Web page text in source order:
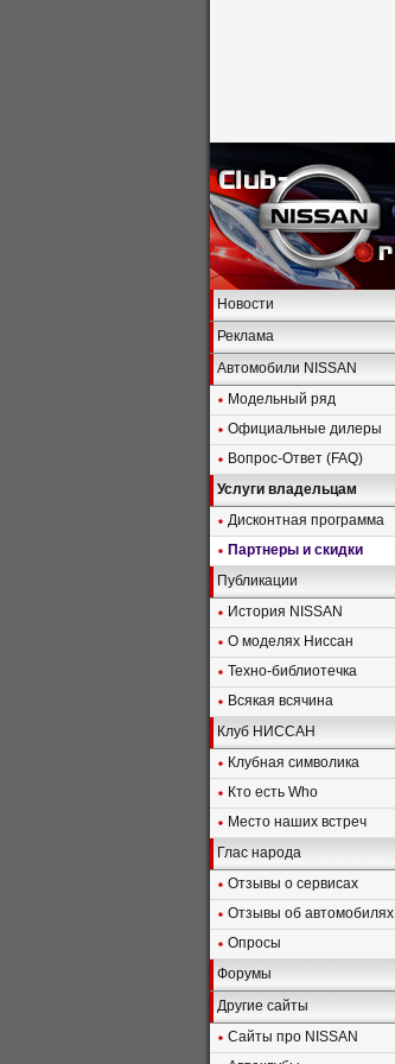
Новости
Реклама
Автомобили NISSAN
Модельный ряд
Официальные дилеры
Вопрос-Ответ (FAQ)
Услуги владельцам
Дисконтная программа
Партнеры и скидки
Публикации
История NISSAN
О моделях Ниссан
Техно-библиотечка
Всякая всячина
Клуб НИССАН
Клубная символика
Кто есть Who
Место наших встреч
Глас народа
Отзывы о сервисах
Отзывы об автомобилях
Опросы
Форумы
Другие сайты
Сайты про NISSAN